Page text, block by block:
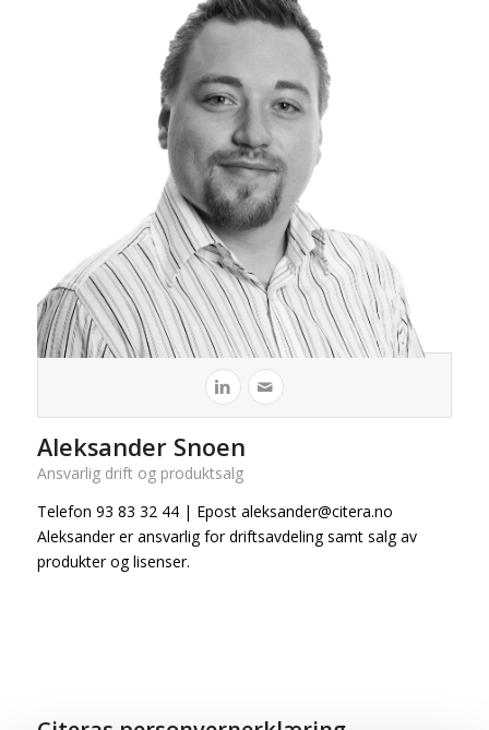
Aleksander Snoen
Ansvarlig drift og produktsalg
Telefon 93 83 32 44 | Epost aleksander@citera.no
Aleksander er ansvarlig for driftsavdeling samt salg av
produkter og lisenser.